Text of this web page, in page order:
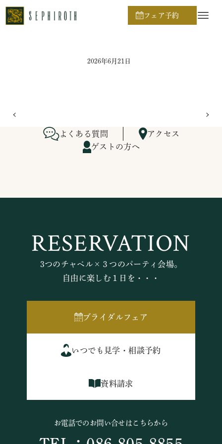
フェア予約
ホーム
2026年6月21日
よくある質問
アクセス
ゲストの方へ
RESERVATION
3つのチャペル×３つのパーティ会場。
自由に楽しむ１日を・・・
ブライダルフェア
いつでも見学・相談予約
資料請求
お電話でのお問い合せはこちらから